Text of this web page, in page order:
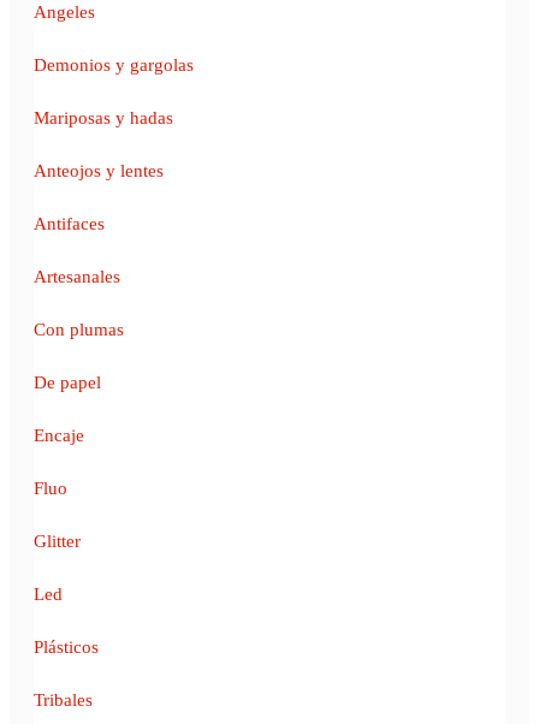
Angeles
Demonios y gargolas
Mariposas y hadas
Anteojos y lentes
Antifaces
Artesanales
Con plumas
De papel
Encaje
Fluo
Glitter
Led
Plásticos
Tribales